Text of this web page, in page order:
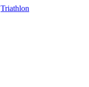
Triathlon